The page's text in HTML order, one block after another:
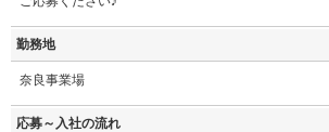
勤務地
奈良事業場
応募～入社の流れ